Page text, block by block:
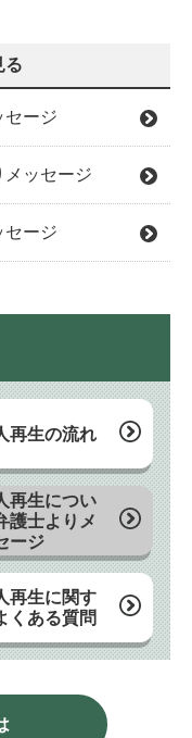
る
セージ
ッセージ
セージ
再生の流れ
再生につい
護士よりメ
ージ
再生に関す
くある質問